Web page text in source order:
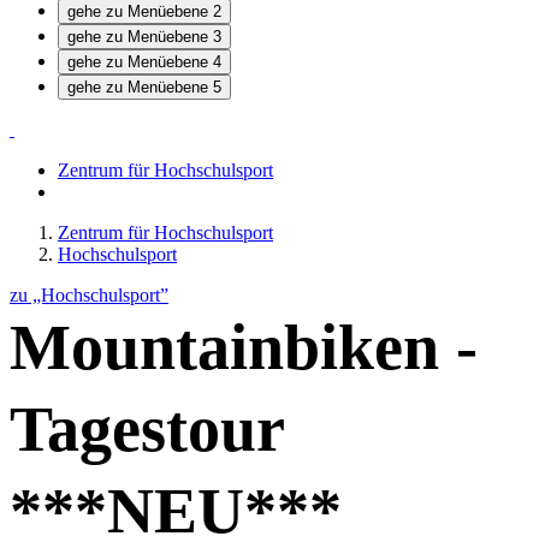
gehe zu Menüebene 2
gehe zu Menüebene 3
gehe zu Menüebene 4
gehe zu Menüebene 5
Zentrum für Hochschulsport
Zentrum für Hochschulsport
Hochschulsport
zu „Hochschulsport”
Mountainbiken -
Tagestour
***NEU***